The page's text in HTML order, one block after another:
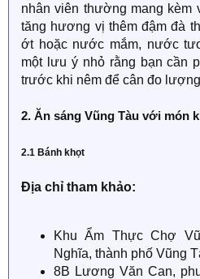
nhân viên thường mang kèm
tăng hương vị thêm đậm đà
ớt hoặc nước mắm, nước
một lưu ý nhỏ rằng bạn cần
trước khi nêm để cân đo
2. Ăn sáng Vũng Tàu với món
2.1 Bánh khọt
Địa chỉ tham khảo:
Khu Ẩm Thực Chợ
Nghĩa, thành phố Vũng
8B Lương Văn Can,